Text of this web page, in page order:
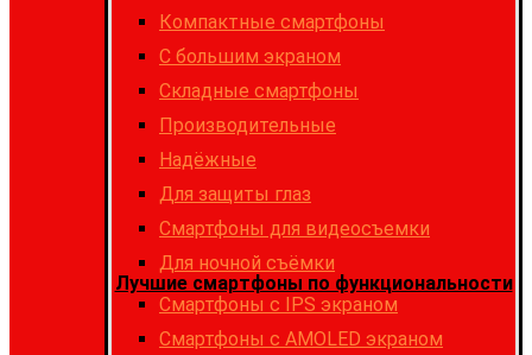
Компактные смартфоны
С большим экраном
Складные смартфоны
Производительные
Надёжные
Для защиты глаз
Смартфоны для видеосъемки
Для ночной съёмки
Лучшие смартфоны по функциональности
Смартфоны с IPS экраном
Смартфоны c AMOLED экраном